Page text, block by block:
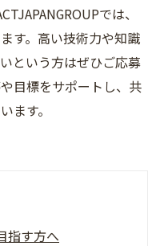
では、
す。高い技術力や知識
という方はぜひご応募
目標をサポートし、共
ます。
指す方へ